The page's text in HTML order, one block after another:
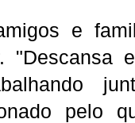
e
"Descansa
pelo